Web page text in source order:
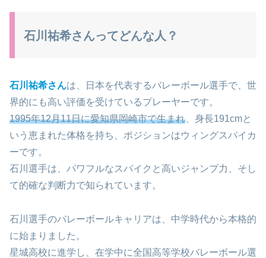
石川祐希さんってどんな人？
石川祐希さんは、日本を代表するバレーボール選手で、世
界的にも高い評価を受けているプレーヤーです。
1995年12月11日に愛知県岡崎市で生まれ、身長191cmと
いう恵まれた体格を持ち、ポジションはウィングスパイカ
ーです。
石川選手は、パワフルなスパイクと高いジャンプ力、そし
て的確な判断力で知られています。
石川選手のバレーボールキャリアは、中学時代から本格的
に始まりました。
星城高校に進学し、在学中に全国高等学校バレーボール選